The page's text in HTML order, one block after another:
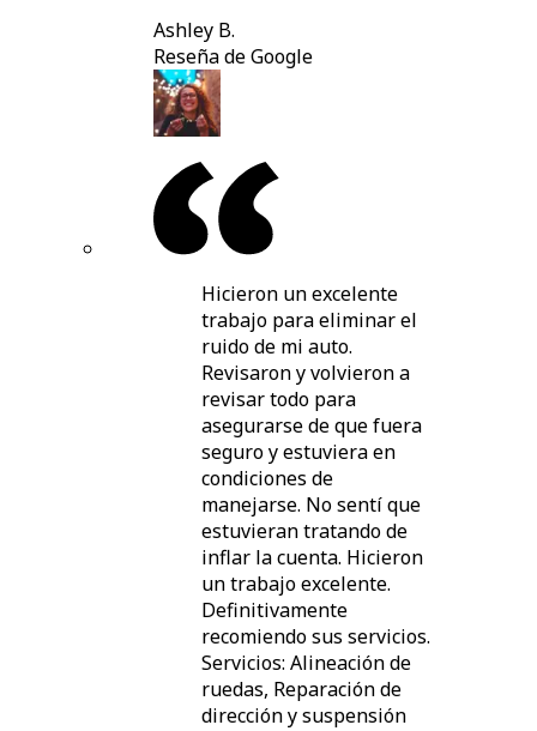
Ashley B.
Reseña de Google
Hicieron un excelente
trabajo para eliminar el
ruido de mi auto.
Revisaron y volvieron a
revisar todo para
asegurarse de que fuera
seguro y estuviera en
condiciones de
manejarse. No sentí que
estuvieran tratando de
inflar la cuenta. Hicieron
un trabajo excelente.
Definitivamente
recomiendo sus servicios.
Servicios: Alineación de
ruedas, Reparación de
dirección y suspensión